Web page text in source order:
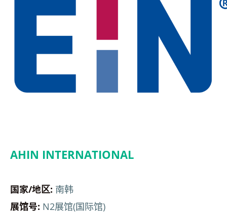
AHIN INTERNATIONAL
国家/地区: 南韩
展馆号: N2展馆(国际馆)